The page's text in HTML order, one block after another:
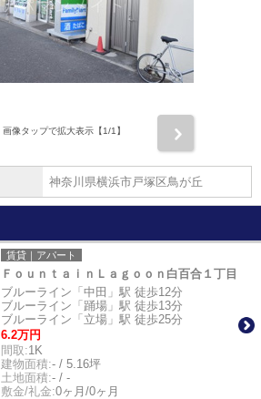
画像タップで拡大表示【1/1】
神奈川県横浜市戸塚区鳥が丘
賃貸｜アパート
ＦｏｕｎｔａｉｎＬａｇｏｏｎ白百合１丁目
ブルーライン「中田」駅 徒歩12分
ブルーライン「踊場」駅 徒歩13分
ブルーライン「立場」駅 徒歩25分
6.2万円
間取:1K
建物面積:- / 5.16坪
土地面積:- / -
敷金/礼金:0ヶ月/0ヶ月